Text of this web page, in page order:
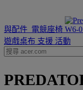
與配件 電競座椅
遊戲桌布 支援 活動